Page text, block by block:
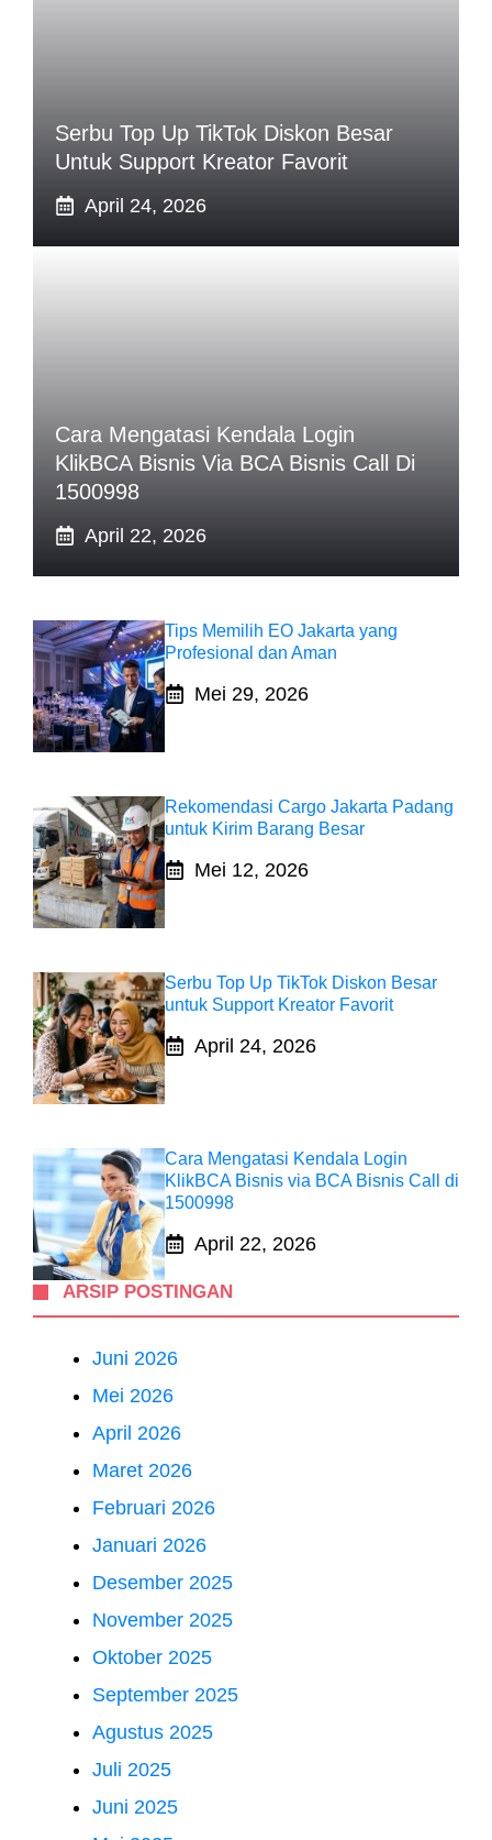
Serbu Top Up TikTok Diskon Besar
Untuk Support Kreator Favorit
April 24, 2026
Cara Mengatasi Kendala Login
KlikBCA Bisnis Via BCA Bisnis Call Di
1500998
April 22, 2026
Tips Memilih EO Jakarta yang
Profesional dan Aman
Mei 29, 2026
Rekomendasi Cargo Jakarta Padang
untuk Kirim Barang Besar
Mei 12, 2026
Serbu Top Up TikTok Diskon Besar
untuk Support Kreator Favorit
April 24, 2026
Cara Mengatasi Kendala Login
KlikBCA Bisnis via BCA Bisnis Call di
1500998
April 22, 2026
ARSIP POSTINGAN
Juni 2026
Mei 2026
April 2026
Maret 2026
Februari 2026
Januari 2026
Desember 2025
November 2025
Oktober 2025
September 2025
Agustus 2025
Juli 2025
Juni 2025